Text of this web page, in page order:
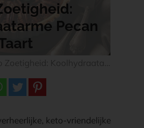
Pecan
keto-vriendelijke